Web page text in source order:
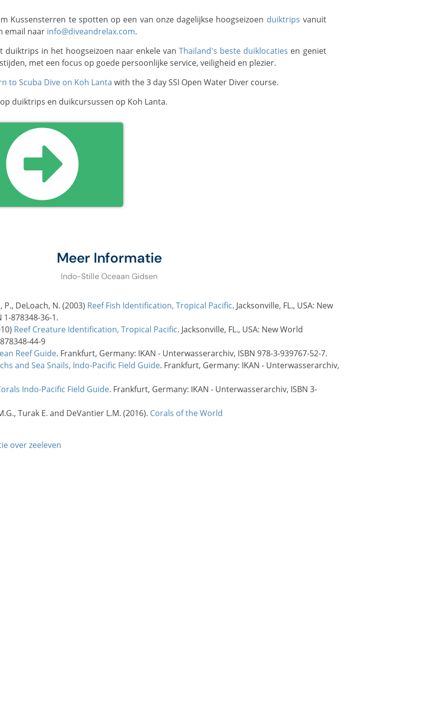
Kussensterren te spotten op een van onze dagelijkse hoogseizoen duiktrips vanuit
email naar info@diveandrelax.com.
duiktrips in het hoogseizoen naar enkele van Thailand's beste duiklocaties en geniet
met een focus op goede persoonlijke service, veiligheid en plezier.
to Scuba Dive on Koh Lanta with the 3 day SSI Open Water Diver course.
op duiktrips en duikcursussen op Koh Lanta.
Meer Informatie
Indo-Stille Oceaan Gidsen
DeLoach, N. (2003) Reef Fish Identification, Tropical Pacific. Jacksonville, FL., USA: New
878348-36-1.
Reef Creature Identification, Tropical Pacific. Jacksonville, FL., USA: New World
44-9
Reef Guide. Frankfurt, Germany: IKAN - Unterwasserarchiv, ISBN 978-3-939767-52-7.
and Sea Snails, Indo-Pacific Field Guide. Frankfurt, Germany: IKAN - Unterwasserarchiv,
Indo-Pacific Field Guide. Frankfurt, Germany: IKAN - Unterwasserarchiv, ISBN 3-
Turak E. and DeVantier L.M. (2016). Corals of the World
over zeeleven